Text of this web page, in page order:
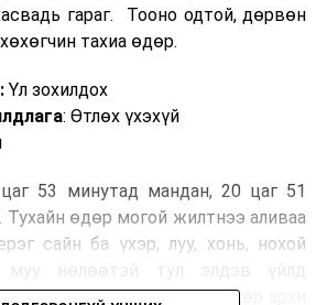
гараг. Тооно одтой, дөрвөн
тахиа өдөр.
Үл зохилдох
: Өтлөх үхэхүй
53 минутад мандан, 20 цаг 51
Тухайн өдөр могой жилтнээ аливаа
сайн ба үхэр, луу, хонь, нохой
биеэ энхрийлүүштэй. Эл өдөр архи